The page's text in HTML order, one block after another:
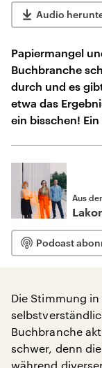
Audio
Papiermangel
Buchbranche
durch und es
etwa das
ein bisschen!
Aus
Podcast
Die Stimmung
Buchbranche
schwer, denn
während